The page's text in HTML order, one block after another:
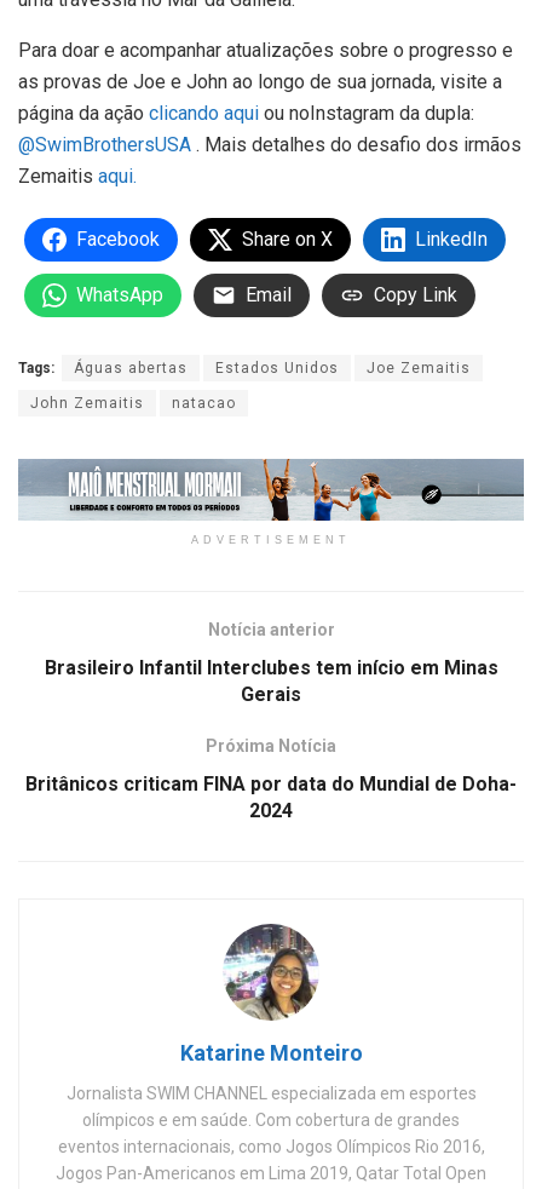
Para doar e acompanhar atualizações sobre o progresso e
as provas de Joe e John ao longo de sua jornada, visite a
página da ação clicando aqui ou noInstagram da dupla:
@SwimBrothersUSA . Mais detalhes do desafio dos irmãos
Zemaitis aqui.
Facebook Share on X LinkedIn
WhatsApp Email Copy Link
Tags: Águas abertas Estados Unidos Joe Zemaitis
John Zemaitis natacao
ADVERTISEMENT
Notícia anterior
Brasileiro Infantil Interclubes tem início em Minas
Gerais
Próxima Notícia
Britânicos criticam FINA por data do Mundial de Doha-
2024
Katarine Monteiro
Jornalista SWIM CHANNEL especializada em esportes
olímpicos e em saúde. Com cobertura de grandes
eventos internacionais, como Jogos Olímpicos Rio 2016,
Jogos Pan-Americanos em Lima 2019, Qatar Total Open